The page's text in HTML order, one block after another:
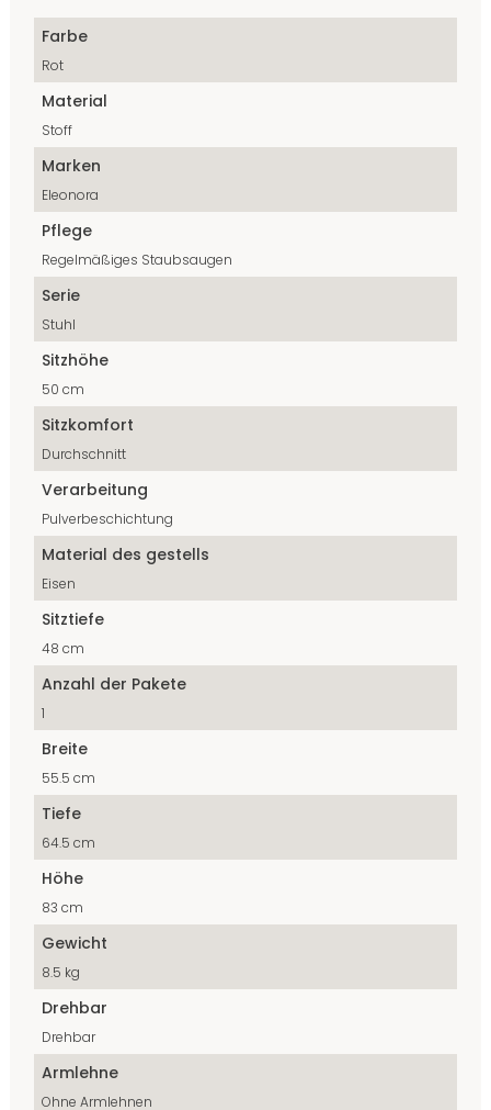
Farbe
Rot
Material
Stoff
Marken
Eleonora
Pflege
Regelmäßiges Staubsaugen
Serie
Stuhl
Sitzhöhe
50 cm
Sitzkomfort
Durchschnitt
Verarbeitung
Pulverbeschichtung
Material des gestells
Eisen
Sitztiefe
48 cm
Anzahl der Pakete
1
Breite
55.5 cm
Tiefe
64.5 cm
Höhe
83 cm
Gewicht
8.5 kg
Drehbar
Drehbar
Armlehne
Ohne Armlehnen